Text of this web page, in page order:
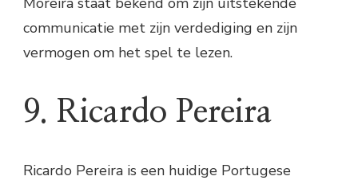
communicatie met zijn verdediging en zijn
vermogen om het spel te lezen.
9. Ricardo Pereira
Ricardo Pereira is een huidige Portugese